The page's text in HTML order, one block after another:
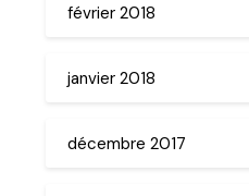
février 2018
janvier 2018
décembre 2017